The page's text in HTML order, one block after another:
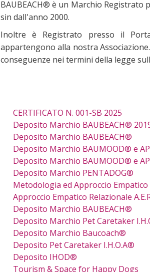
BAUBEACH® è un Marchio
sin dall'anno 2000.
Inoltre è Registrato presso il
appartengono alla nostra
conseguenze nei termini della legge
CERTIFICATO N. 001-SB 2025
Deposito Marchio BAUBEACH®
Deposito Marchio BAUBEACH®
Deposito Marchio BAUMOOD® e
Deposito Marchio BAUMOOD® e
Deposito Marchio PENTADOG®
Metodologia ed Approccio
Approccio Empatico Relazionale
Deposito Marchio BAUBEACH®
Deposito Marchio Pet Caretaker
Deposito Marchio Baucoach®
Deposito Pet Caretaker I.H.O.A®
Deposito IHOD®
Tourism & Space for Happy Dogs